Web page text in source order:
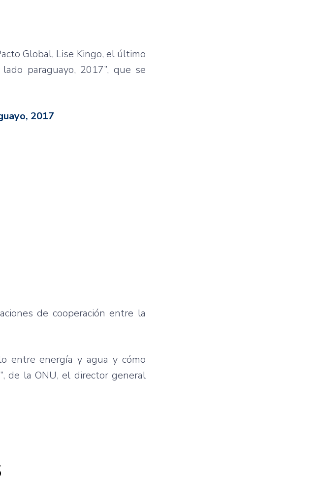
Global, Lise Kingo, el último
paraguayo, 2017”, que se
2017
de cooperación entre la
entre energía y agua y cómo
de la ONU, el director general